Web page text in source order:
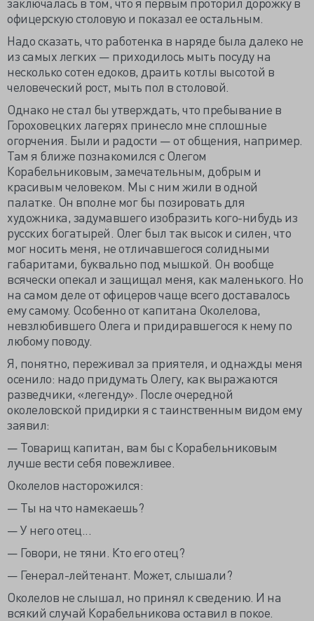
офицерскую столовую и показал ее остальным.
Надо сказать, что работенка в наряде была далеко не
из самых легких — приходилось мыть посуду на
несколько сотен едоков, драить котлы высотой в
человеческий рост, мыть пол в столовой.
Однако не стал бы утверждать, что пребывание в
Гороховецких лагерях принесло мне сплошные
огорчения. Были и радости — от общения, например.
Там я ближе познакомился с Олегом
Корабельниковым, замечательным, добрым и
красивым человеком. Мы с ним жили в одной
палатке. Он вполне мог бы позировать для
художника, задумавшего изобразить кого-нибудь из
русских богатырей. Олег был так высок и силен, что
мог носить меня, не отличавшегося солидными
габаритами, буквально под мышкой. Он вообще
всячески опекал и защищал меня, как маленького. Но
на самом деле от офицеров чаще всего доставалось
ему самому. Особенно от капитана Околелова,
невзлюбившего Олега и придиравшегося к нему по
любому поводу.
Я, понятно, переживал за приятеля, и однажды меня
осенило: надо придумать Олегу, как выражаются
разведчики, «легенду». После очередной
околеловской придирки я с таинственным видом ему
заявил:
— Товарищ капитан, вам бы с Корабельниковым
лучше вести себя повежливее.
Околелов насторожился:
— Ты на что намекаешь?
— У него отец...
— Говори, не тяни. Кто его отец?
— Генерал-лейтенант. Может, слышали?
Околелов не слышал, но принял к сведению. И на
всякий случай Корабельникова оставил в покое.